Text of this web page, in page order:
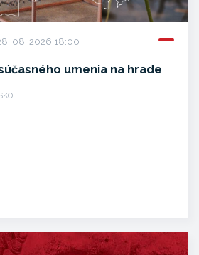
08. 2026 18:00
umenia na hrade